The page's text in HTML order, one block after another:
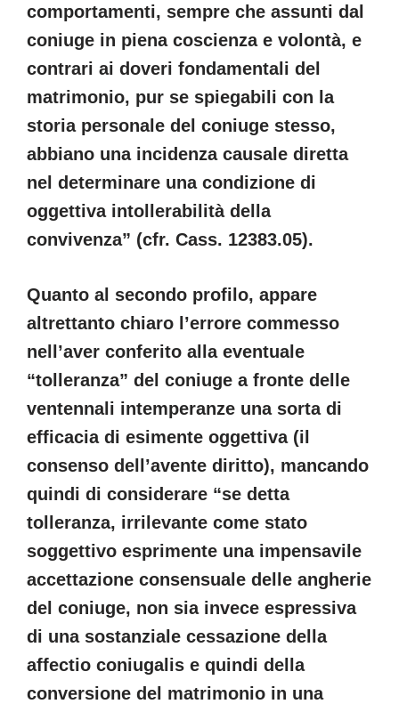
comportamenti, sempre che assunti dal
coniuge in piena coscienza e volontà, e
contrari ai doveri fondamentali del
matrimonio, pur se spiegabili con la
storia personale del coniuge stesso,
abbiano una incidenza causale diretta
nel determinare una condizione di
oggettiva intollerabilità della
convivenza” (cfr. Cass. 12383.05).
Quanto al secondo profilo, appare
altrettanto chiaro l’errore commesso
nell’aver conferito alla eventuale
“tolleranza” del coniuge a fronte delle
ventennali intemperanze una sorta di
efficacia di esimente oggettiva (il
consenso dell’avente diritto), mancando
quindi di considerare “se detta
tolleranza, irrilevante come stato
soggettivo esprimente una impensavile
accettazione consensuale delle angherie
del coniuge, non sia invece espressiva
di una sostanziale cessazione della
affectio coniugalis e quindi della
conversione del matrimonio in una